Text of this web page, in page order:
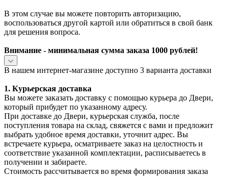
В этом случае вы можете повторить авторизацию,
воспользоваться другой картой или обратиться в свой банк
для решения вопроса.
Внимание - минимальная сумма заказа 1000 рублей!
В нашем интернет-магазине доступно 3 варианта доставки
1. Курьерская доставка
Вы можете заказать доставку с помощью курьера до Двери,
который прибудет по указанному адресу.
При доставке до Двери, курьерская служба, после
поступления товара на склад, свяжется с вами и предложит
выбрать удобное время доставки, уточнит адрес. Вы
встречаете курьера, осматриваете заказ на целостность и
соответствие указанной комплектации, расписываетесь в
получении и забираете.
Стоимость рассчитывается во время формирования заказа